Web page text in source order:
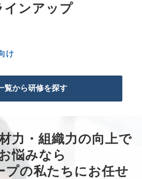
インアップ
け
覧から研修を探す
力・組織力の向上で
悩みなら
プの私たちにお任せ